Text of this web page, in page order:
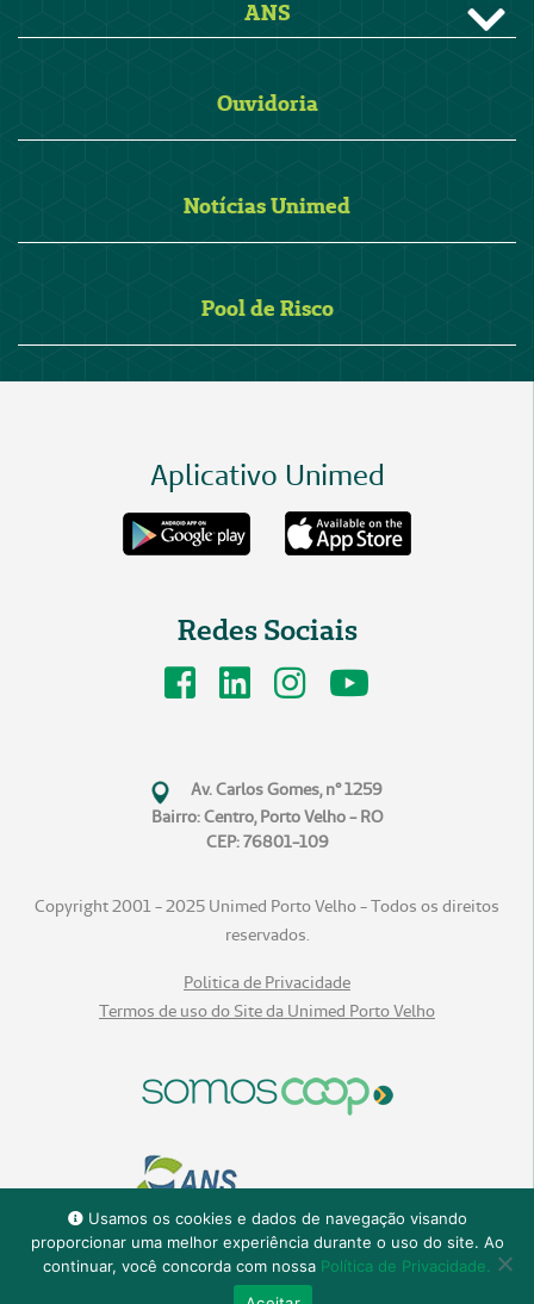
Usamos os cookies e dados de navegação visando
proporcionar uma melhor experiência durante o uso do site. Ao
continuar, você concorda com nossa Política de Privacidade.
ANS
Ouvidoria
Notícias Unimed
Pool de Risco
Aplicativo Unimed
Redes Sociais
Av. Carlos Gomes, n° 1259
Bairro: Centro, Porto Velho - RO
CEP: 76801-109
Copyright 2001 - 2025 Unimed Porto Velho - Todos os direitos
reservados.
Politica de Privacidade
Termos de uso do Site da Unimed Porto Velho